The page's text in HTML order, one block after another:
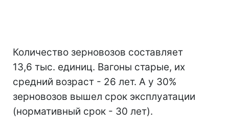
Количество зерновозов составляет
13,6 тыс. единиц. Вагоны старые, их
средний возраст - 26 лет. А у 30%
зерновозов вышел срок эксплуатации
(нормативный срок - 30 лет).